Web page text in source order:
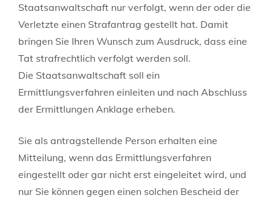
Staatsanwaltschaft nur verfolgt, wenn der oder die
Verletzte einen Strafantrag gestellt hat. Damit
bringen Sie Ihren Wunsch zum Ausdruck, dass eine
Tat strafrechtlich verfolgt werden soll.
Die Staatsanwaltschaft soll ein
Ermittlungsverfahren einleiten und nach Abschluss
der Ermittlungen Anklage erheben.
Sie als antragstellende Person erhalten eine
Mitteilung, wenn das Ermittlungsverfahren
eingestellt oder gar nicht erst eingeleitet wird, und
nur Sie können gegen einen solchen Bescheid der